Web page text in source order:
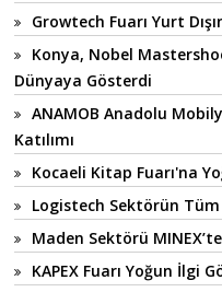
Growtech Fuarı Yurt
Konya, Nobel
Dünyaya Gösterdi
ANAMOB Anadolu
Katılımı
Kocaeli Kitap Fuarı'na
Logistech Sektörün
Maden Sektörü
KAPEX Fuarı Yoğun İlgi